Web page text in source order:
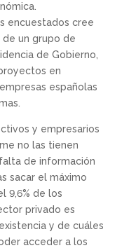
encuestados cree
de un grupo de
de Gobierno,
en
españolas
y empresarios
no las tienen
de información
sacar el máximo
9,6% de los
privado es
y de cuáles
acceder a los